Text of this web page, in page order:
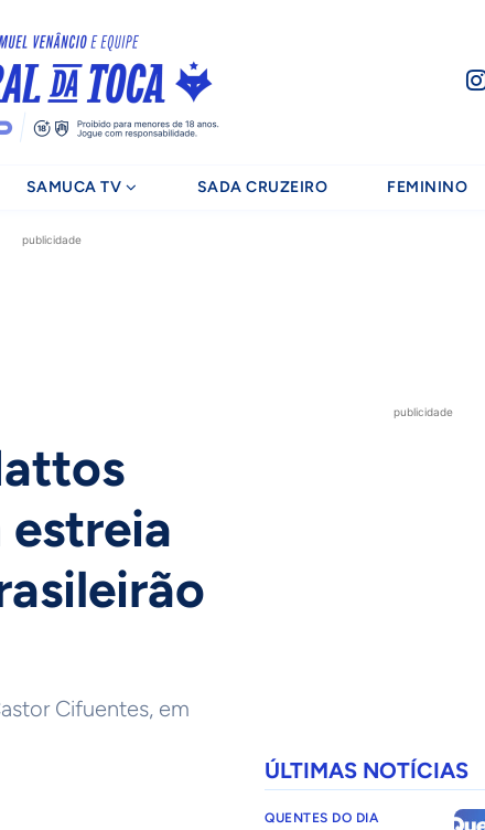
SAMUCA TV SADA CRUZEIRO FEMININO
publicidade
estreia
Cifuentes, em
publicidade
ÚLTIMAS NOTÍCIAS
QUENTES DO DIA